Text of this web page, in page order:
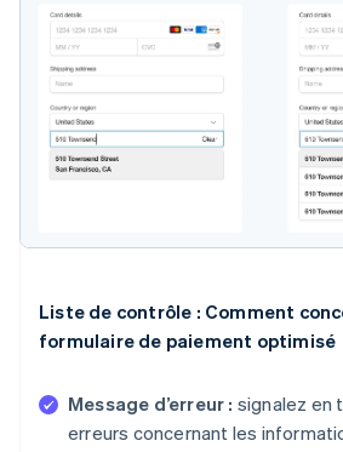
Liste de contrôle : Comment
formulaire de paiement optimisé
Message d’erreur : signalez en
erreurs concernant les